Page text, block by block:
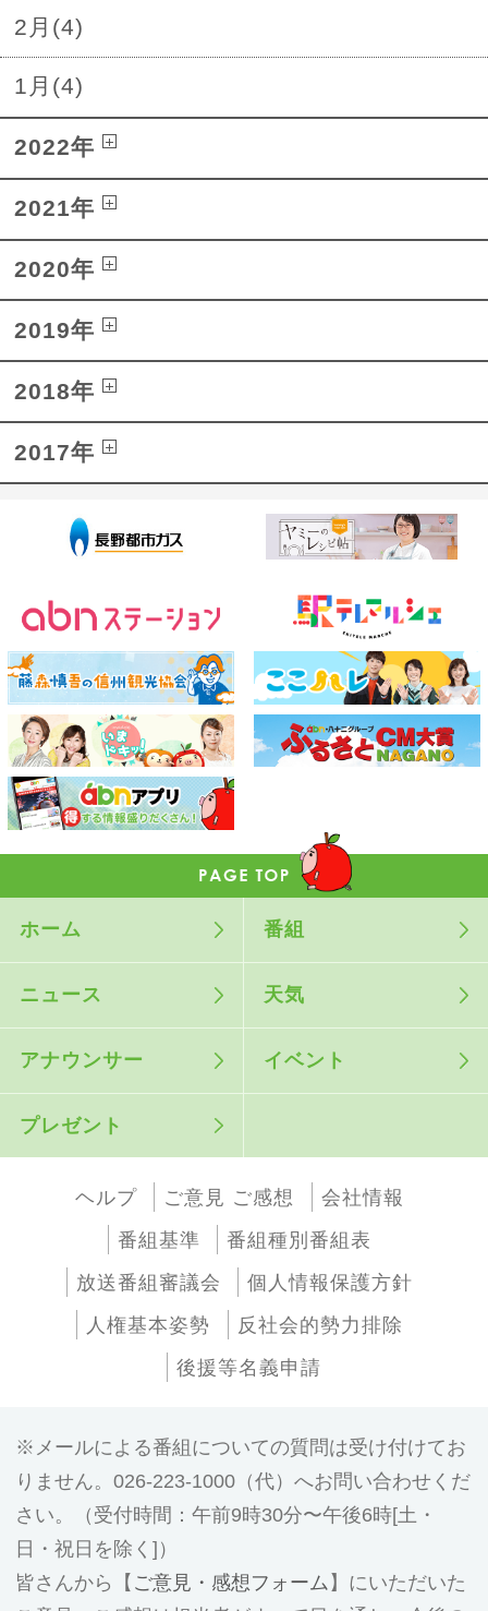
2月(4)
1月(4)
2022年
2021年
2020年
2019年
2018年
2017年
ホーム 番組
ニュース 天気
アナウンサー イベント
プレゼント
ヘルプ ご意見 ご感想
会社情報
番組基準
番組種別番組表
放送番組審議会
個人情報保護方針
人権基本姿勢
反社会的勢力排除
後援等名義申請
メールによる番組についての質問は受け付けてお
りません。026-223-1000（代）へお問い合わせくだ
さい。（受付時間：午前9時30分〜午後6時[土・
日・祝日を除く]）
皆さんから【 ご意見・感想フォーム 】にいただいた